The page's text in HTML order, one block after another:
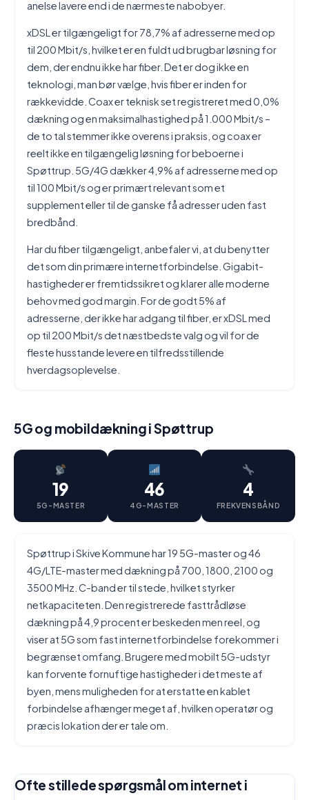
anelse lavere end i de nærmeste nabobyer.
xDSL er tilgængeligt for 78,7% af adresserne med op
til 200 Mbit/s, hvilket er en fuldt ud brugbar løsning for
dem, der endnu ikke har fiber. Det er dog ikke en
teknologi, man bør vælge, hvis fiber er inden for
rækkevidde. Coax er teknisk set registreret med 0,0%
dækning og en maksimalhastighed på 1.000 Mbit/s –
de to tal stemmer ikke overens i praksis, og coax er
reelt ikke en tilgængelig løsning for beboerne i
Spøttrup. 5G/4G dækker 4,9% af adresserne med op
til 100 Mbit/s og er primært relevant som et
supplement eller til de ganske få adresser uden fast
bredbånd.
Har du fiber tilgængeligt, anbefaler vi, at du benytter
det som din primære internetforbindelse. Gigabit-
hastigheder er fremtidssikret og klarer alle moderne
behov med god margin. For de godt 5% af
adresserne, der ikke har adgang til fiber, er xDSL med
op til 200 Mbit/s det næstbedste valg og vil for de
fleste husstande levere en tilfredsstillende
hverdagsoplevelse.
5G og mobildækning i Spøttrup
19
5G-MASTER
46
4G-MASTER
4
FREKVENSBÅND
Spøttrup i Skive Kommune har 19 5G-master og 46
4G/LTE-master med dækning på 700, 1800, 2100 og
3500 MHz. C-band er til stede, hvilket styrker
netkapaciteten. Den registrerede fasttrådløse
dækning på 4,9 procent er beskeden men reel, og
viser at 5G som fast internetforbindelse forekommer i
begrænset omfang. Brugere med mobilt 5G-udstyr
kan forvente fornuftige hastigheder i det meste af
byen, mens muligheden for at erstatte en kablet
forbindelse afhænger meget af, hvilken operatør og
præcis lokation der er tale om.
Ofte stillede spørgsmål om internet i